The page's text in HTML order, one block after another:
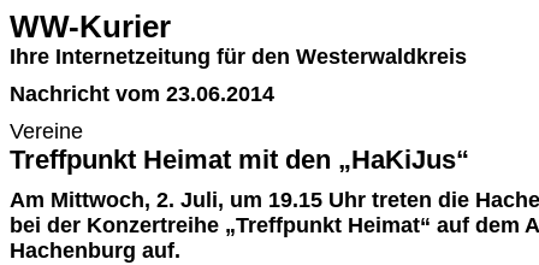
WW-Kurier
Ihre Internetzeitung für den Westerwaldkreis
Nachricht vom 23.06.2014
Vereine
Treffpunkt Heimat mit den „HaKiJus“
Am Mittwoch, 2. Juli, um 19.15 Uhr treten die
bei der Konzertreihe „Treffpunkt Heimat“ auf dem
Hachenburg auf.